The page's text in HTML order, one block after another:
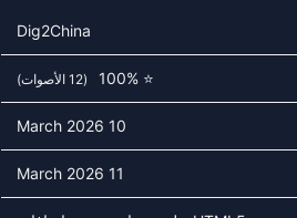
Dig2China
⭐ 100% (12 الأصوات)
10 March 2026
11 March 2026